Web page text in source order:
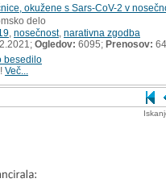
okužene s Sars-CoV-2 v
delo
nosečnost, narativna zgodba
Ogledov: 6095; Prenosov: 64
besedilo
Več...